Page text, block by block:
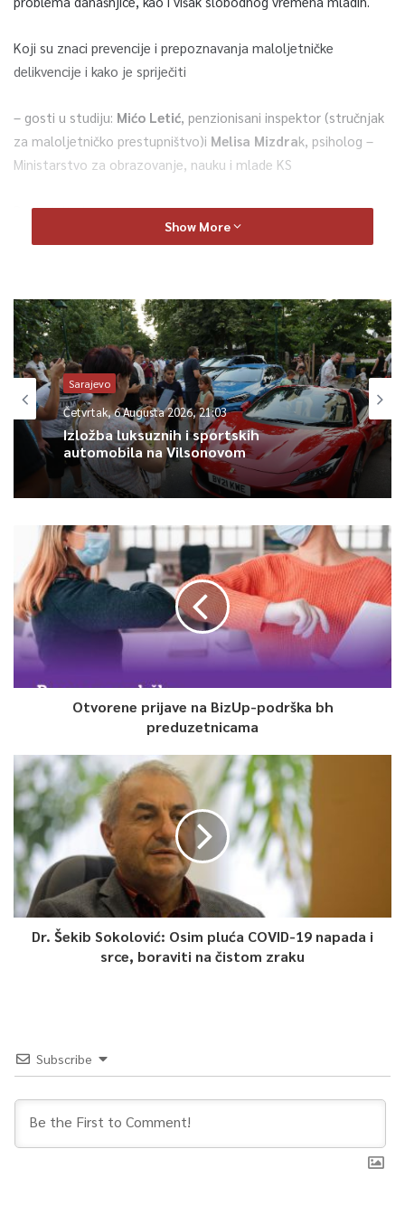
Koji su znaci prevencije i prepoznavanja maloljetničke
delikvencije i kako je spriječiti
– gosti u studiju: Mićo Letić , penzionisani inspektor (stručnjak
za maloljetničko prestupništvo)i Melisa Mizdrak, psiholog –
Ministarstvo za obrazovanje, nauku i mlade KS
Pogledajte kompletan razgovor
0
Article Rating
Show More
Sarajevo
Četvrtak, 6 Augusta 2026, 21:03
Izložba luksuznih i sportskih
automobila na Vilsonovom
Otvorene prijave na BizUp-podrška bh
preduzetnicama
Dr. Šekib Sokolović: Osim pluća COVID-19 napada i
srce, boraviti na čistom zraku
Subscribe